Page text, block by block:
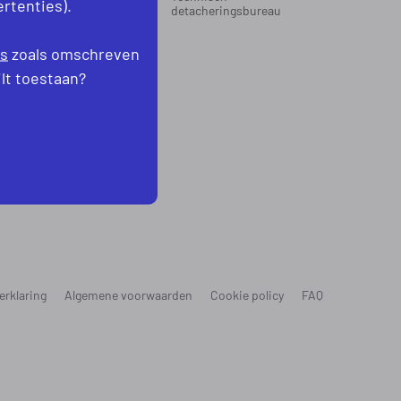
detacheringsbureau
Algemene voorwaarden Cookie policy FAQ
zoals omschreven
toestaan?